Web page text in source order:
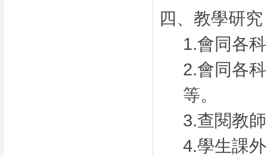
四、教學研究
1.會同各
2.會同各
等。
3.查閱教
4.學生課